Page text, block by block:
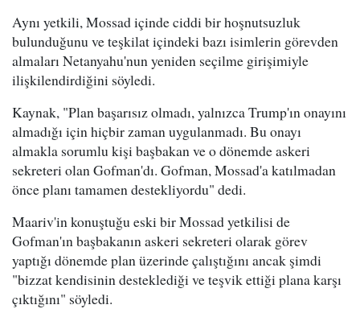
Aynı yetkili, Mossad içinde ciddi bir hoşnutsuzluk
bulunduğunu ve teşkilat içindeki bazı isimlerin görevden
almaları Netanyahu'nun yeniden seçilme girişimiyle
ilişkilendirdiğini söyledi.
Kaynak, "Plan başarısız olmadı, yalnızca Trump'ın onayını
almadığı için hiçbir zaman uygulanmadı. Bu onayı
almakla sorumlu kişi başbakan ve o dönemde askeri
sekreteri olan Gofman'dı. Gofman, Mossad'a katılmadan
önce planı tamamen destekliyordu" dedi.
Maariv'in konuştuğu eski bir Mossad yetkilisi de
Gofman'ın başbakanın askeri sekreteri olarak görev
yaptığı dönemde plan üzerinde çalıştığını ancak şimdi
"bizzat kendisinin desteklediği ve teşvik ettiği plana karşı
çıktığını" söyledi.